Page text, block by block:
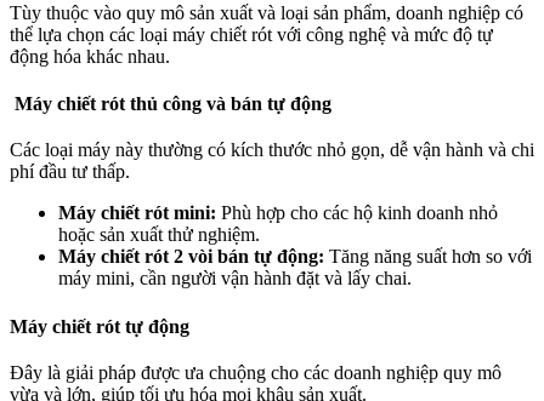
Tùy thuộc vào quy mô sản xuất và loại sản phẩm, doanh nghiệp có
thể lựa chọn các loại máy chiết rót với công nghệ và mức độ tự
động hóa khác nhau.
Máy chiết rót thủ công và bán tự động
Các loại máy này thường có kích thước nhỏ gọn, dễ vận hành và chi
phí đầu tư thấp.
Máy chiết rót mini: Phù hợp cho các hộ kinh doanh nhỏ
hoặc sản xuất thử nghiệm.
Máy chiết rót 2 vòi bán tự động: Tăng năng suất hơn so với
máy mini, cần người vận hành đặt và lấy chai.
Máy chiết rót tự động
Đây là giải pháp được ưa chuộng cho các doanh nghiệp quy mô
vừa và lớn, giúp tối ưu hóa mọi khâu sản xuất.